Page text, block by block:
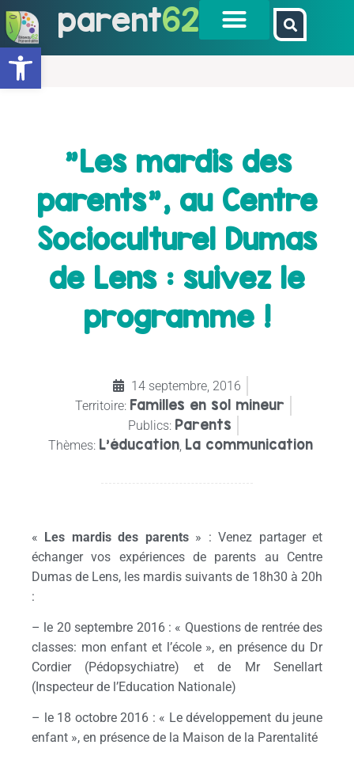
Ouvrir la barre d’outils
parent62
"Les mardis des
parents", au Centre
Socioculturel Dumas
de Lens : suivez le
programme !
14 septembre, 2016
Territoire: Familles en sol mineur
Publics: Parents
Thèmes: L'éducation, La communication
« Les mardis des parents» : Venez partager et
échanger vos expériences de parents au Centre
Dumas de Lens, les mardis suivants de 18h30 à 20h
:
– le 20 septembre 2016 : « Questions de rentrée des
classes: mon enfant et l’école », en présence du Dr
Cordier (Pédopsychiatre) et de Mr Senellart
(Inspecteur de l’Education Nationale)
– le 18 octobre 2016 : « Le développement du jeune
enfant », en présence de la Maison de la Parentalité